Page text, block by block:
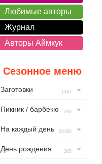
Любимые авторы
Журнал
Авторы Аймкук
Сезонное меню
Заготовки 1347
Пикник / барбекю 293
На каждый день 20160
День рождения 385